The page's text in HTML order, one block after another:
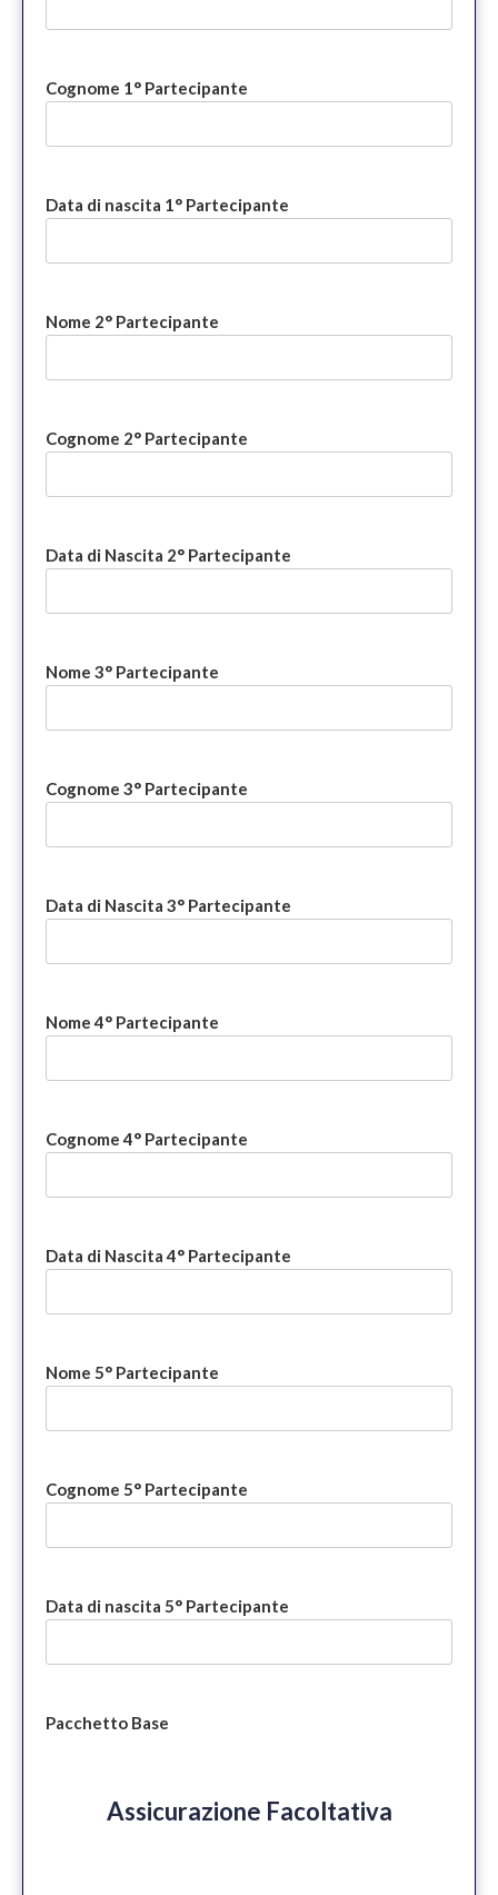
Cognome 1° Partecipante
Data di nascita 1° Partecipante
Nome 2° Partecipante
Cognome 2° Partecipante
Data di Nascita 2° Partecipante
Nome 3° Partecipante
Cognome 3° Partecipante
Data di Nascita 3° Partecipante
Nome 4° Partecipante
Cognome 4° Partecipante
Data di Nascita 4° Partecipante
Nome 5° Partecipante
Cognome 5° Partecipante
Data di nascita 5° Partecipante
Pacchetto Base
Assicurazione Facoltativa